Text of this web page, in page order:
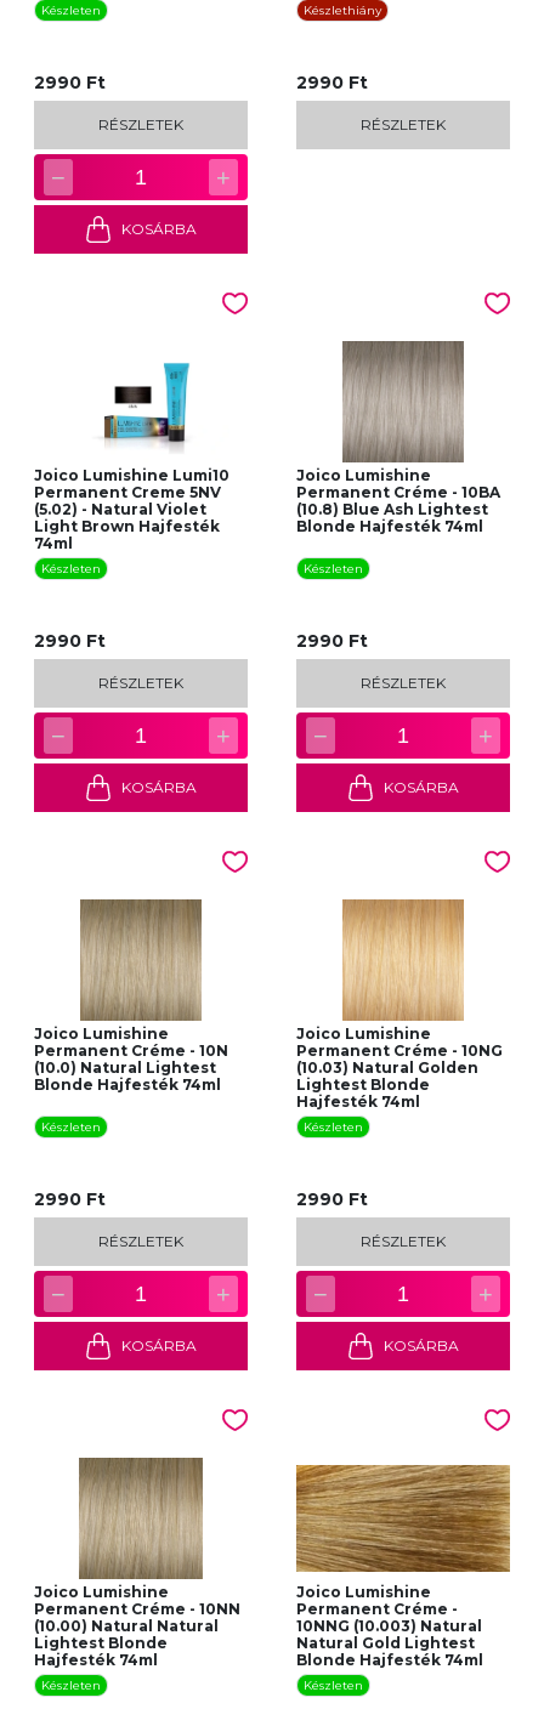
Készleten
2990 Ft
RÉSZLETEK
− 1 +
KOSÁRBA
Készlethiány
2990 Ft
RÉSZLETEK
Joico Lumishine Lumi10
Permanent Creme 5NV
(5.02) - Natural Violet
Light Brown Hajfesték
74ml
Készleten
2990 Ft
RÉSZLETEK
− 1 +
KOSÁRBA
Joico Lumishine
Permanent Créme - 10BA
(10.8) Blue Ash Lightest
Blonde Hajfesték 74ml
Készleten
2990 Ft
RÉSZLETEK
− 1 +
KOSÁRBA
Joico Lumishine
Permanent Créme - 10N
(10.0) Natural Lightest
Blonde Hajfesték 74ml
Készleten
2990 Ft
RÉSZLETEK
− 1 +
KOSÁRBA
Joico Lumishine
Permanent Créme - 10NG
(10.03) Natural Golden
Lightest Blonde
Hajfesték 74ml
Készleten
2990 Ft
RÉSZLETEK
− 1 +
KOSÁRBA
Joico Lumishine
Permanent Créme - 10NN
(10.00) Natural Natural
Lightest Blonde
Hajfesték 74ml
Készleten
Joico Lumishine
Permanent Créme -
10NNG (10.003) Natural
Natural Gold Lightest
Blonde Hajfesték 74ml
Készleten